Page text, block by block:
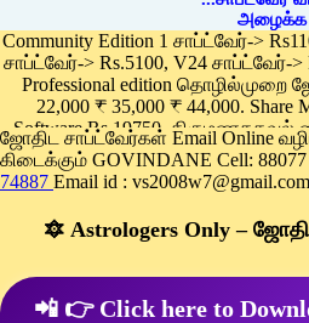
Community Edition 1 சாப்ட்வேர்->
சாப்ட்வேர்-> Rs.5100, V24 சாப்ட்வேர்->
Professional edition தொழில்முறை
22,000 ₹ 35,000 ₹ 44,000. Share
Software Rs.19750, திருமணதகவல்
Phone App
Pay
ஜோதிட சாப்ட்வேர்கள் Email Online
கிடைக்கும் GOVINDANE Cell: 88077
74887 Email id : vs2008w7@gmail.com
🔯 Astrologers Only –
📲 👉 Click here to